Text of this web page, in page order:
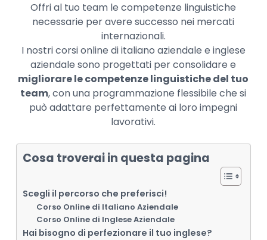
Offri al tuo team le competenze linguistiche
necessarie per avere successo nei mercati
internazionali.
I nostri corsi online di italiano aziendale e inglese
aziendale sono progettati per consolidare e
migliorare le competenze linguistiche del tuo
team, con una programmazione flessibile che si
può adattare perfettamente ai loro impegni
lavorativi.
Cosa troverai in questa pagina
Scegli il percorso che preferisci!
Corso Online di Italiano Aziendale
Corso Online di Inglese Aziendale
Hai bisogno di perfezionare il tuo inglese?